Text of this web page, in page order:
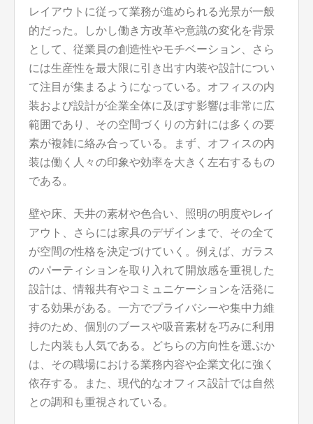
レイアウトに従って業務が進められる光景が一般
的だった。しかし働き方改革や意識の変化を背景
として、従業員の創造性やモチベーション、さら
には生産性を最大限に引き出す内装や設計につい
て注目が集まるようになっている。オフィスの内
装および設計が企業全体に及ぼす影響は非常に広
範囲であり、その空間づくりの方針には多くの要
素が複雑に絡み合っている。まず、オフィスの内
装は働く人々の印象や効率を大きく左右するもの
である。
壁や床、天井の素材や色合い、照明の明度やレイ
アウト、さらには家具のデザインまで、その全て
が空間の性格を決定づけていく。例えば、ガラス
のパーティションを取り入れて開放感を重視した
設計は、情報共有やコミュニケーションを活発に
する効果がある。一方でプライバシーや集中力維
持のため、個別のブースや吸音素材を巧みに利用
した内装も人気である。どちらの方向性を選ぶか
は、その職場における業務内容や企業文化に強く
依存する。また、現代的なオフィス設計では自然
との調和も重視されている。